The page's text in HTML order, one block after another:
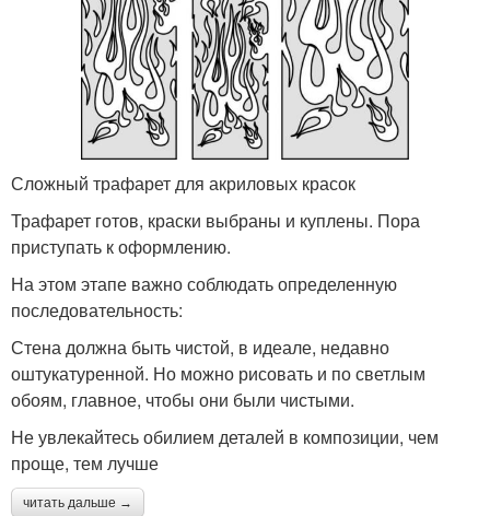
Сложный трафарет для акриловых красок
Трафарет готов, краски выбраны и куплены. Пора
приступать к оформлению.
На этом этапе важно соблюдать определенную
последовательность:
Стена должна быть чистой, в идеале, недавно
оштукатуренной. Но можно рисовать и по светлым
обоям, главное, чтобы они были чистыми.
Не увлекайтесь обилием деталей в композиции, чем
проще, тем лучше
читать дальше →